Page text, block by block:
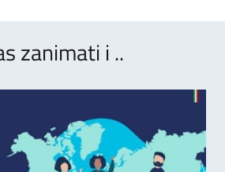
zanimati i ..